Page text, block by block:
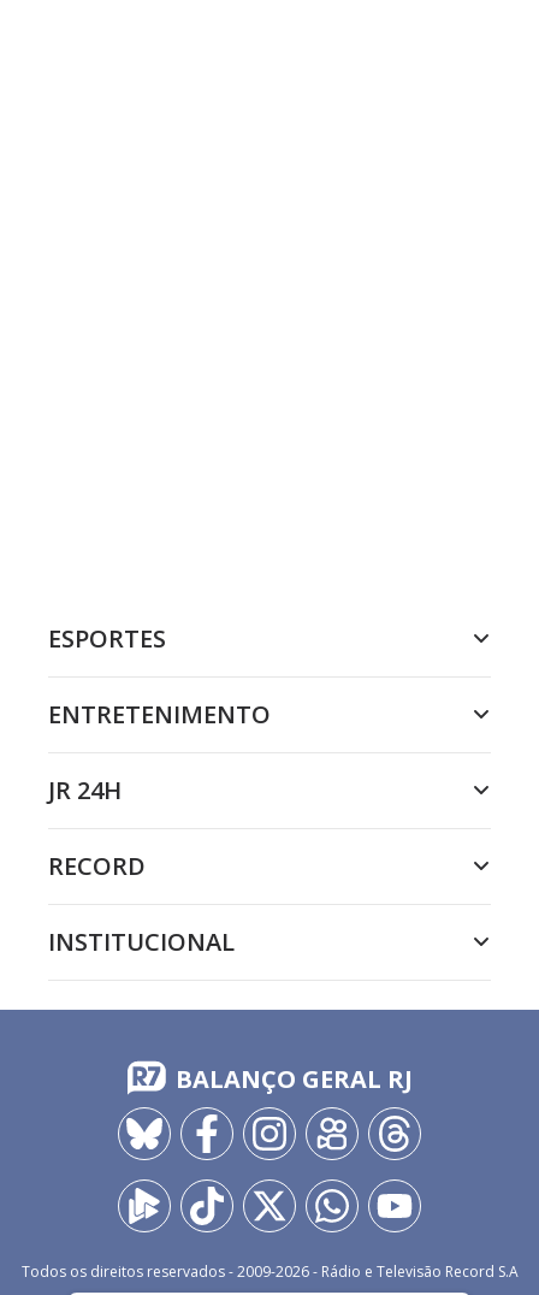
ESPORTES
ENTRETENIMENTO
JR 24H
RECORD
INSTITUCIONAL
BALANÇO GERAL RJ
Todos os direitos reservados - 2009-2026- Rádio e Televisão Record S.A